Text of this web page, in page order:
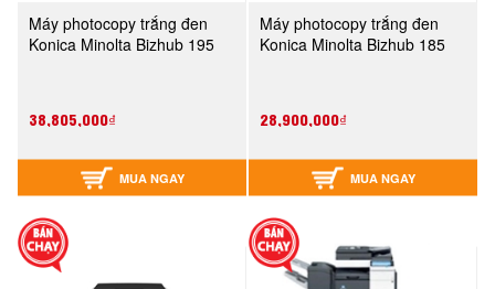
Máy photocopy trắng đen
Konica Minolta Bizhub 195
38,805,000₫
MUA NGAY
Máy photocopy trắng đen
Konica Minolta Bizhub 185
28,900,000₫
MUA NGAY